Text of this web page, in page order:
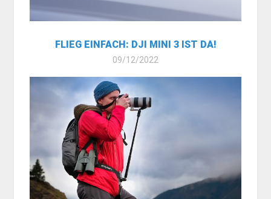
FLIEG EINFACH: DJI MINI 3 IST DA!
09/12/2022